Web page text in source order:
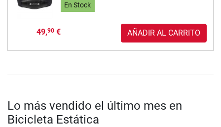
En Stock
49,90€ AÑADIR AL CARRITO
Lo más vendido el último mes en
Bicicleta Estática